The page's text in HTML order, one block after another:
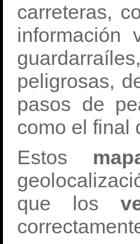
carreteras,
información
peligrosas,
pasos de
como el final
Estos
que los